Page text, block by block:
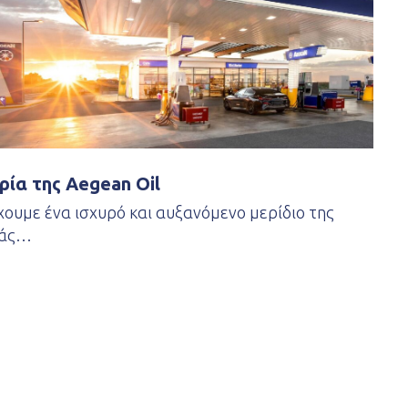
της Aegean Oil
ένα ισχυρό και αυξανόμενο μερίδιο της